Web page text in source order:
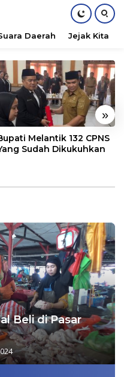
Daerah Jejak Kita
»
Melantik 132 CPNS
Sudah Dikukuhkan
Beli di Pasar